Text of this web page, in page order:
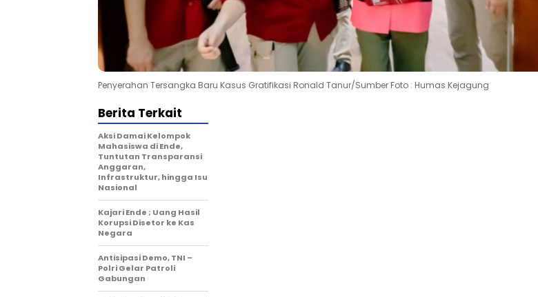
Penyerahan Tersangka Baru Kasus Gratifikasi Ronald Tanur/Sumber Foto : Humas Kejagung
Berita Terkait
Aksi Damai Kelompok
Mahasiswa di Ende,
Tuntutan Transparansi
Anggaran,
Infrastruktur, hingga Isu
Nasional
Kajari Ende ; Uang Hasil
Korupsi Disetor ke Kas
Negara
Antisipasi Demo, TNI –
Polri Gelar Patroli
Gabungan